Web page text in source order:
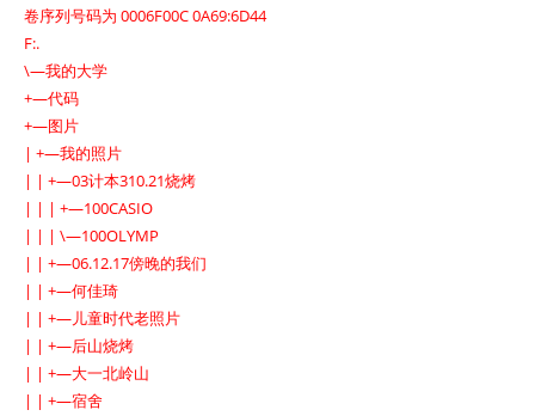
卷序列号码为 0006F00C 0A69:6D44
F:.
\—我的大学
+—代码
+—图片
| +—我的照片
| | +—03计本310.21烧烤
| | | +—100CASIO
| | | \—100OLYMP
| | +—06.12.17傍晚的我们
| | +—何佳琦
| | +—儿童时代老照片
| | +—后山烧烤
| | +—大一北岭山
| | +—宿舍